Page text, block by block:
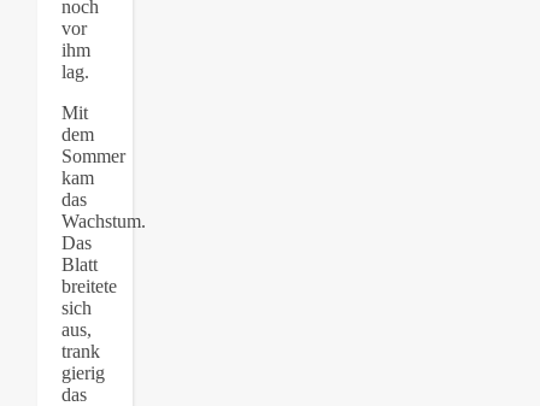
noch
vor
ihm
lag.
Mit
dem
Sommer
kam
das
Wachstum.
Das
Blatt
breitete
sich
aus,
trank
gierig
das